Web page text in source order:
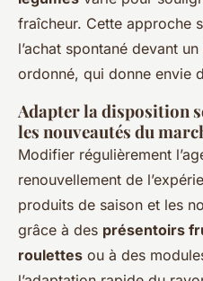
fraîcheur. Cette approche
l’achat spontané devant
ordonné, qui donne envie
Adapter la disposition
les nouveautés du
Modifier régulièrement
renouvellement de
produits de saison et les
grâce à des présentoirs
roulettes ou à des